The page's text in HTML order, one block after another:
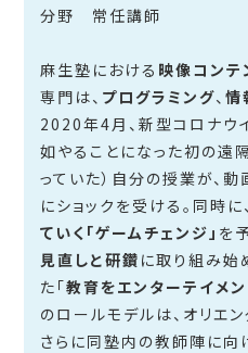
分野 常任講師
麻生塾における 映像コン
専門は、 プログラミング、情
2020年4月、新型コロナウ
如やることになった初の遠
っていた）自分の授業が、
にショックを受ける。同時に
ていく「ゲームチェンジ」 を
見直しと研鑽 に取り組み始
た「教育をエンターテイメン
のロールモデルは、オリエ
さらに同塾内の教師陣に向